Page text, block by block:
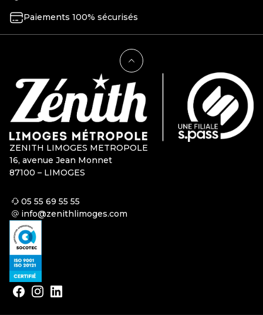
Paiements 100% sécurisés
ZENITH LIMOGES METROPOLE
16, avenue Jean Monnet
87100 – LIMOGES
05 55 69 55 55
info@zenithlimoges.com